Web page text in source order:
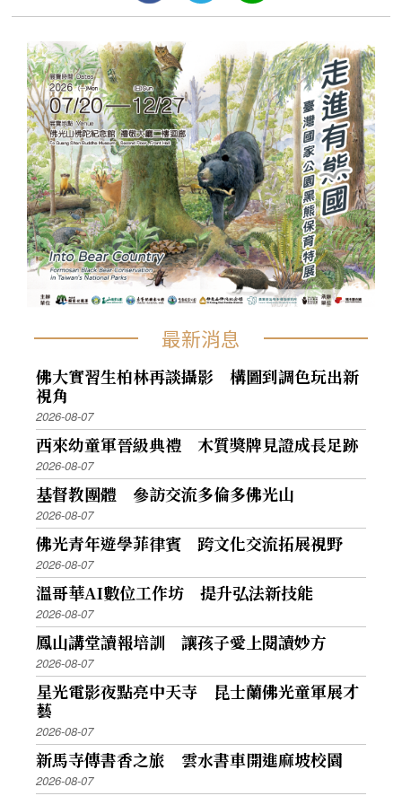
最新消息
佛大實習生柏林再談攝影 構圖到調色玩出新
視角
2026-08-07
西來幼童軍晉級典禮 木質獎牌見證成長足跡
2026-08-07
基督教團體 參訪交流多倫多佛光山
2026-08-07
佛光青年遊學菲律賓 跨文化交流拓展視野
2026-08-07
溫哥華AI數位工作坊 提升弘法新技能
2026-08-07
鳳山講堂讀報培訓 讓孩子愛上閱讀妙方
2026-08-07
星光電影夜點亮中天寺 昆士蘭佛光童軍展才
藝
2026-08-07
新馬寺傳書香之旅 雲水書車開進麻坡校園
2026-08-07